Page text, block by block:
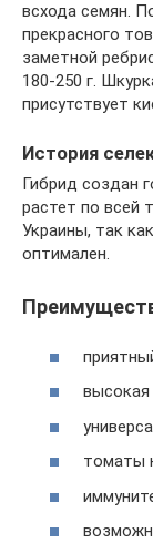
всхода семян.
прекрасного
заметной
180-250 г.
присутствует
История
Гибрид создан
растет по всей
Украины, так
оптимален.
высокая
томаты